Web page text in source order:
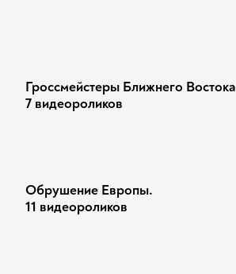
Гроссмейстеры Ближнего Востока
7 видеороликов
Обрушение Европы.
11 видеороликов